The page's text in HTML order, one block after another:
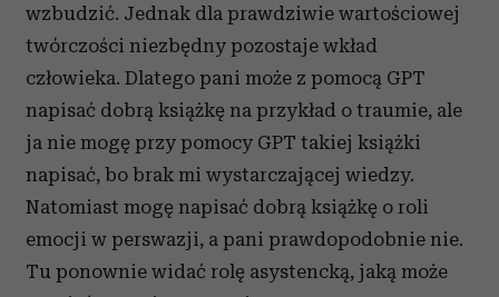
wzbudzić. Jednak dla prawdziwie wartościowej
twórczości niezbędny pozostaje wkład
człowieka. Dlatego pani może z pomocą GPT
napisać dobrą książkę na przykład o traumie, ale
ja nie mogę przy pomocy GPT takiej książki
napisać, bo brak mi wystarczającej wiedzy.
Natomiast mogę napisać dobrą książkę o roli
emocji w perswazji, a pani prawdopodobnie nie.
Tu ponownie widać rolę asystencką, jaką może